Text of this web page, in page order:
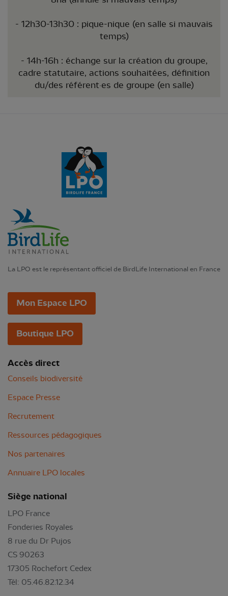
- 12h30-13h30 : pique-nique (en salle si mauvais
temps)
- 14h-16h : échange sur la création du groupe,
cadre statutaire, actions souhaitées, définition
du/des référent·es de groupe (en salle)
La LPO est le représentant officiel de BirdLife International en France
Mon Espace LPO
Boutique LPO
Accès direct
Conseils biodiversité
Espace Presse
Recrutement
Ressources pédagogiques
Nos partenaires
Annuaire LPO locales
Siège national
LPO France
Fonderies Royales
8 rue du Dr Pujos
CS 90263
17305 Rochefort Cedex
Tél: 05.46.82.12.34